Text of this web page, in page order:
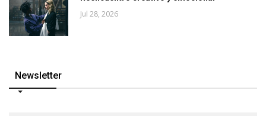
Jul 28, 2026
Newsletter